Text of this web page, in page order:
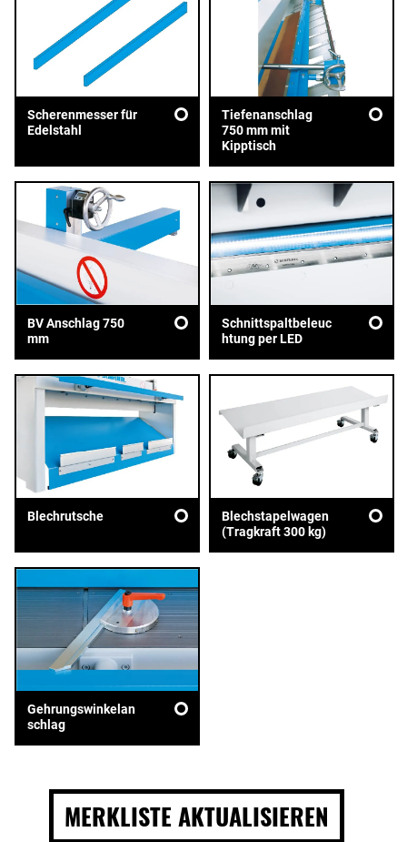
Scherenmesser für
Edelstahl
Tiefenanschlag
750 mm mit
Kipptisch
BV Anschlag 750
mm
Schnittspaltbeleuc
htung per LED
Blechrutsche
Blechstapelwagen
(Tragkraft 300 kg)
Gehrungswinkelan
schlag
MERKLISTE AKTUALISIEREN